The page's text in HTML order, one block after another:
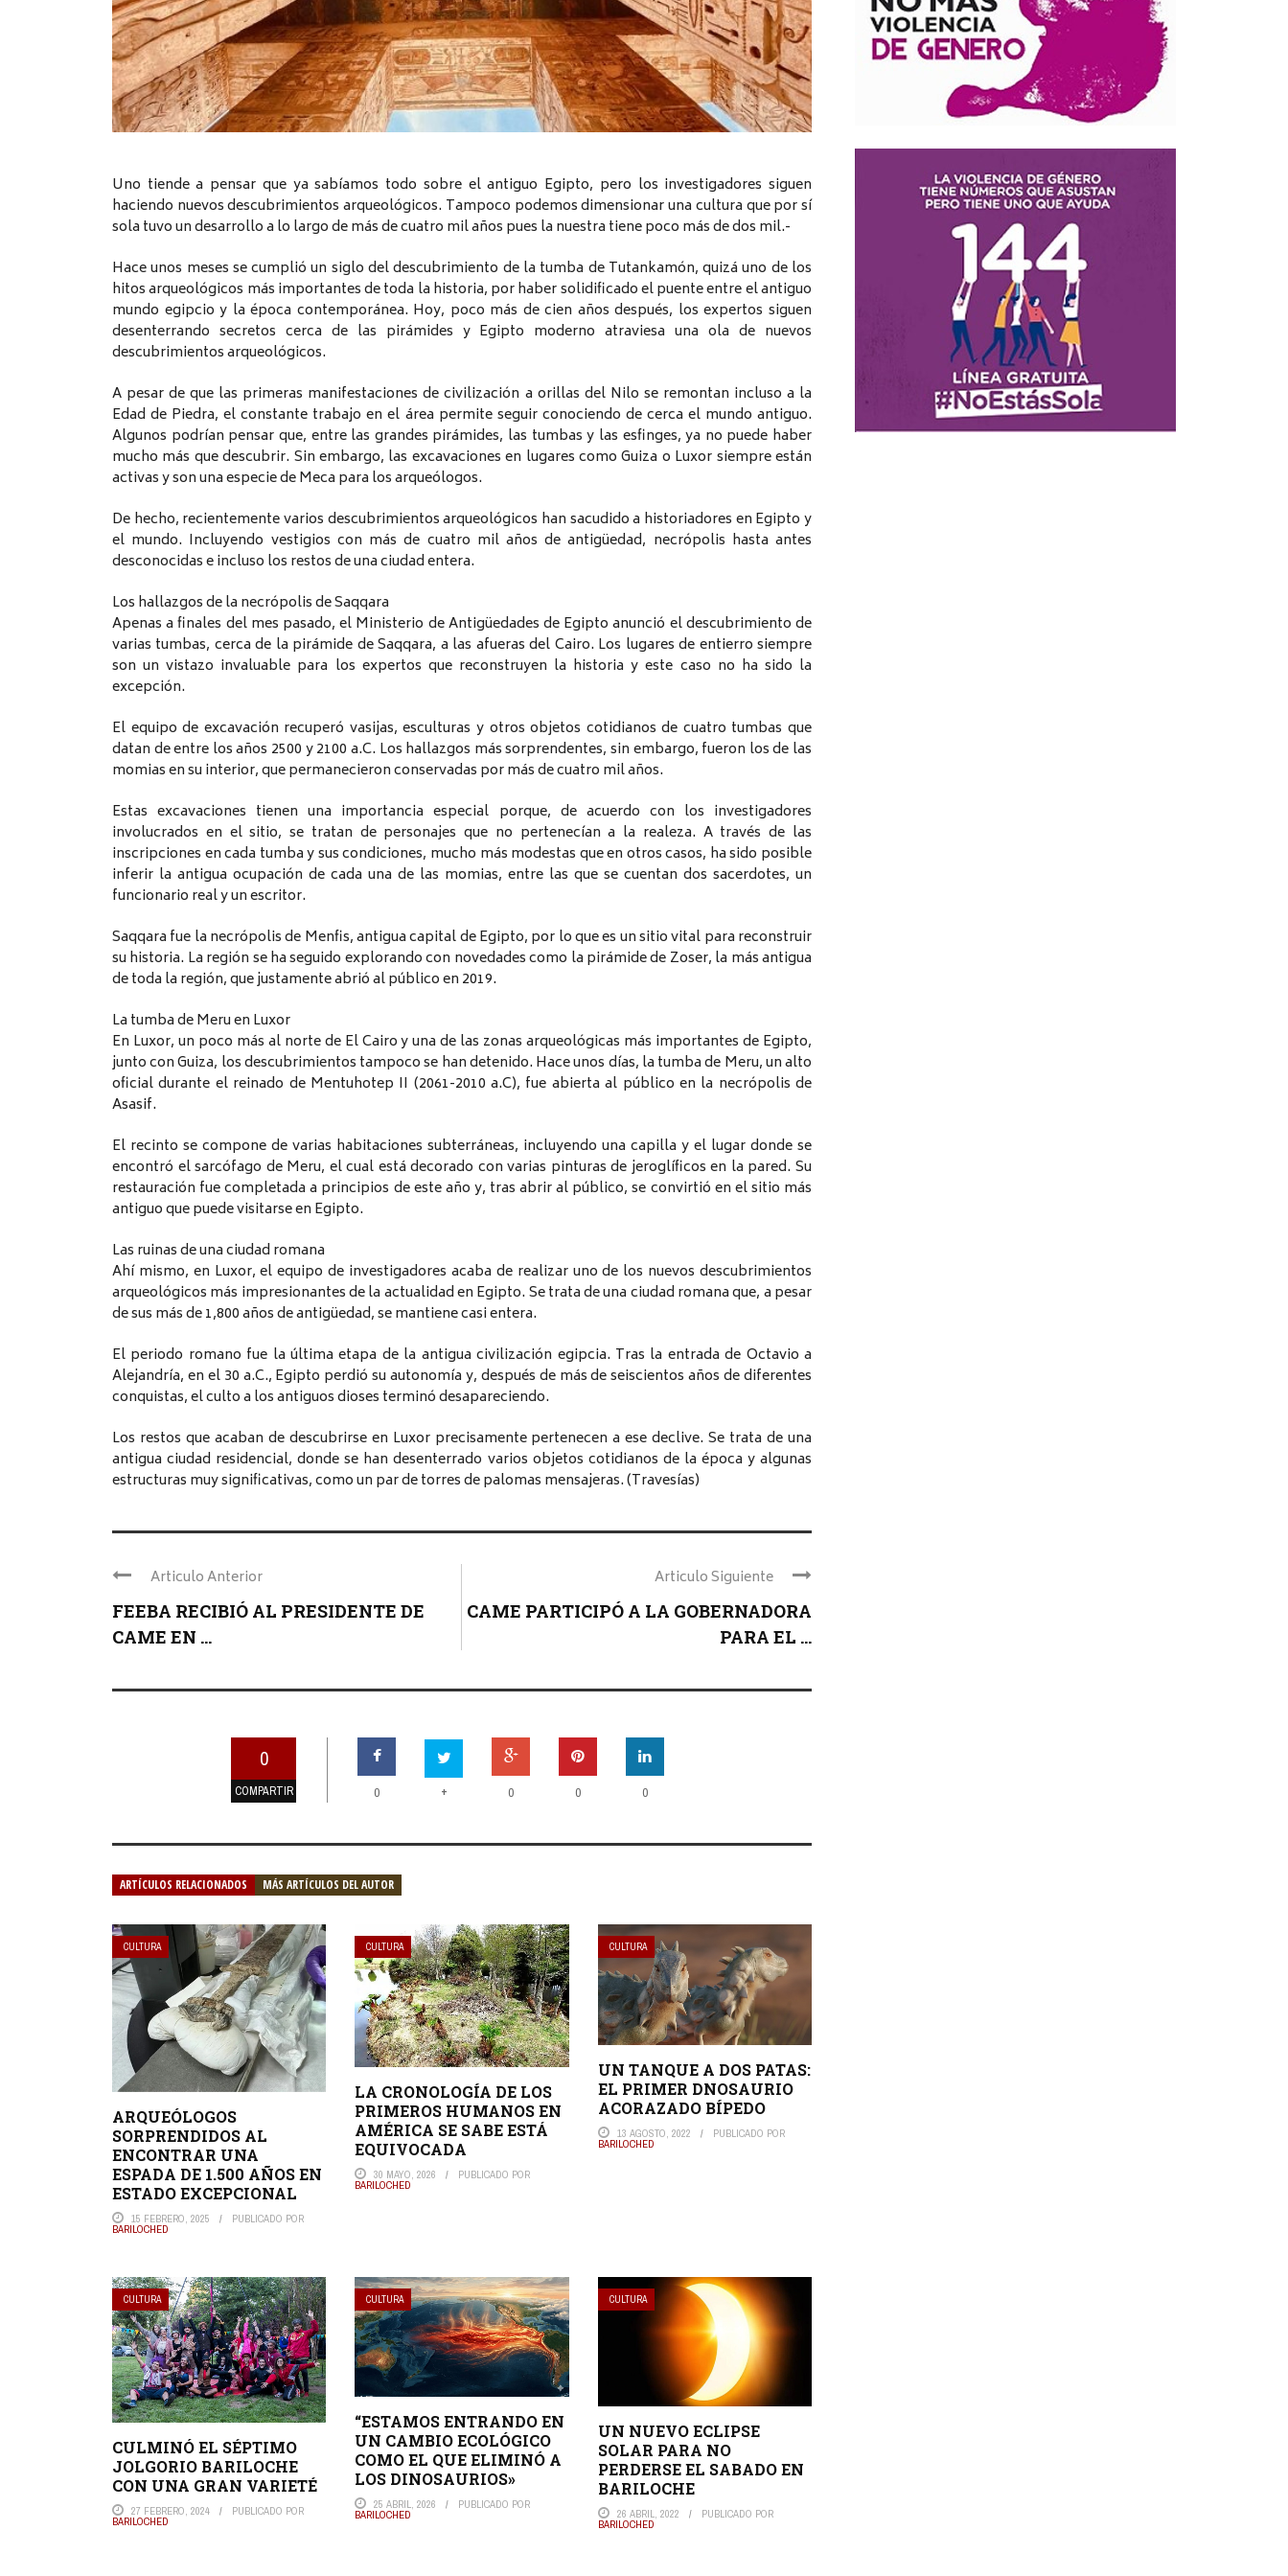
Uno tiende a pensar que ya sabíamos todo sobre el antiguo Egipto, pero los investigadores siguen
haciendo nuevos descubrimientos arqueológicos. Tampoco podemos dimensionar una cultura que por sí
sola tuvo un desarrollo a lo largo de más de cuatro mil años pues la nuestra tiene poco más de dos mil.-
Hace unos meses se cumplió un siglo del descubrimiento de la tumba de Tutankamón, quizá uno de los
hitos arqueológicos más importantes de toda la historia, por haber solidificado el puente entre el antiguo
mundo egipcio y la época contemporánea. Hoy, poco más de cien años después, los expertos siguen
desenterrando secretos cerca de las pirámides y Egipto moderno atraviesa una ola de nuevos
descubrimientos arqueológicos.
A pesar de que las primeras manifestaciones de civilización a orillas del Nilo se remontan incluso a la
Edad de Piedra, el constante trabajo en el área permite seguir conociendo de cerca el mundo antiguo.
Algunos podrían pensar que, entre las grandes pirámides, las tumbas y las esfinges, ya no puede haber
mucho más que descubrir. Sin embargo, las excavaciones en lugares como Guiza o Luxor siempre están
activas y son una especie de Meca para los arqueólogos.
De hecho, recientemente varios descubrimientos arqueológicos han sacudido a historiadores en Egipto y
el mundo. Incluyendo vestigios con más de cuatro mil años de antigüedad, necrópolis hasta antes
desconocidas e incluso los restos de una ciudad entera.
Los hallazgos de la necrópolis de Saqqara
Apenas a finales del mes pasado, el Ministerio de Antigüedades de Egipto anunció el descubrimiento de
varias tumbas, cerca de la pirámide de Saqqara, a las afueras del Cairo. Los lugares de entierro siempre
son un vistazo invaluable para los expertos que reconstruyen la historia y este caso no ha sido la
excepción.
El equipo de excavación recuperó vasijas, esculturas y otros objetos cotidianos de cuatro tumbas que
datan de entre los años 2500 y 2100 a.C. Los hallazgos más sorprendentes, sin embargo, fueron los de las
momias en su interior, que permanecieron conservadas por más de cuatro mil años.
Estas excavaciones tienen una importancia especial porque, de acuerdo con los investigadores
involucrados en el sitio, se tratan de personajes que no pertenecían a la realeza. A través de las
inscripciones en cada tumba y sus condiciones, mucho más modestas que en otros casos, ha sido posible
inferir la antigua ocupación de cada una de las momias, entre las que se cuentan dos sacerdotes, un
funcionario real y un escritor.
Saqqara fue la necrópolis de Menfis, antigua capital de Egipto, por lo que es un sitio vital para reconstruir
su historia. La región se ha seguido explorando con novedades como la pirámide de Zoser, la más antigua
de toda la región, que justamente abrió al público en 2019.
La tumba de Meru en Luxor
En Luxor, un poco más al norte de El Cairo y una de las zonas arqueológicas más importantes de Egipto,
junto con Guiza, los descubrimientos tampoco se han detenido. Hace unos días, la tumba de Meru, un alto
oficial durante el reinado de Mentuhotep II (2061-2010 a.C), fue abierta al público en la necrópolis de
Asasif.
El recinto se compone de varias habitaciones subterráneas, incluyendo una capilla y el lugar donde se
encontró el sarcófago de Meru, el cual está decorado con varias pinturas de jeroglíficos en la pared. Su
restauración fue completada a principios de este año y, tras abrir al público, se convirtió en el sitio más
antiguo que puede visitarse en Egipto.
Las ruinas de una ciudad romana
Ahí mismo, en Luxor, el equipo de investigadores acaba de realizar uno de los nuevos descubrimientos
arqueológicos más impresionantes de la actualidad en Egipto. Se trata de una ciudad romana que, a pesar
de sus más de 1,800 años de antigüedad, se mantiene casi entera.
El periodo romano fue la última etapa de la antigua civilización egipcia. Tras la entrada de Octavio a
Alejandría, en el 30 a.C., Egipto perdió su autonomía y, después de más de seiscientos años de diferentes
conquistas, el culto a los antiguos dioses terminó desapareciendo.
Los restos que acaban de descubrirse en Luxor precisamente pertenecen a ese declive. Se trata de una
antigua ciudad residencial, donde se han desenterrado varios objetos cotidianos de la época y algunas
estructuras muy significativas, como un par de torres de palomas mensajeras. (Travesías)
Articulo Anterior
FEEBA RECIBIÓ AL PRESIDENTE DE
CAME EN ...
Articulo Siguiente
CAME PARTICIPÓ A LA GOBERNADORA
PARA EL ...
0
COMPARTIR 0 + 0 0 0
ARTÍCULOS RELACIONADOS MÁS ARTÍCULOS DEL AUTOR
CULTURA
ARQUEÓLOGOS
SORPRENDIDOS AL
ENCONTRAR UNA
ESPADA DE 1.500 AÑOS EN
ESTADO EXCEPCIONAL
15 FEBRERO, 2025 PUBLICADO POR
BARILOCHED
CULTURA
LA CRONOLOGÍA DE LOS
PRIMEROS HUMANOS EN
AMÉRICA SE SABE ESTÁ
EQUIVOCADA
30 MAYO, 2026 PUBLICADO POR
BARILOCHED
CULTURA
UN TANQUE A DOS PATAS:
EL PRIMER DNOSAURIO
ACORAZADO BÍPEDO
13 AGOSTO, 2022 PUBLICADO POR
BARILOCHED
CULTURA
CULMINÓ EL SÉPTIMO
JOLGORIO BARILOCHE
CON UNA GRAN VARIETÉ
27 FEBRERO, 2024 PUBLICADO POR
BARILOCHED
CULTURA
“ESTAMOS ENTRANDO EN
UN CAMBIO ECOLÓGICO
COMO EL QUE ELIMINÓ A
LOS DINOSAURIOS»
25 ABRIL, 2026 PUBLICADO POR
BARILOCHED
CULTURA
UN NUEVO ECLIPSE
SOLAR PARA NO
PERDERSE EL SABADO EN
BARILOCHE
26 ABRIL, 2022 PUBLICADO POR
BARILOCHED